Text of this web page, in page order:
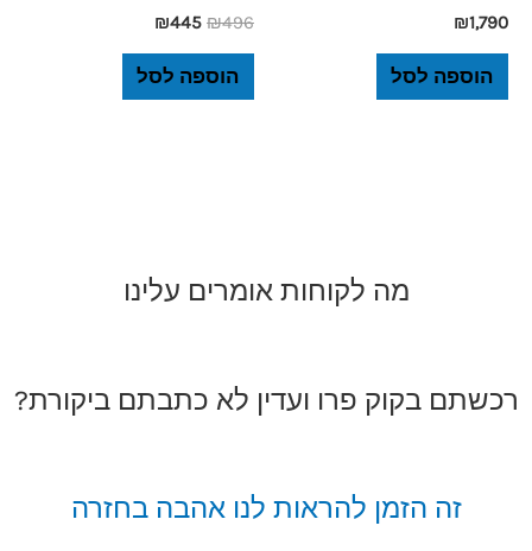
₪1,790
הוספה לסל
₪496
₪445
הוספה לסל
מה לקוחות אומרים עלינו
רכשתם בקוק פרו ועדין לא כתבתם ביקורת?
זה הזמן להראות לנו אהבה בחזרה